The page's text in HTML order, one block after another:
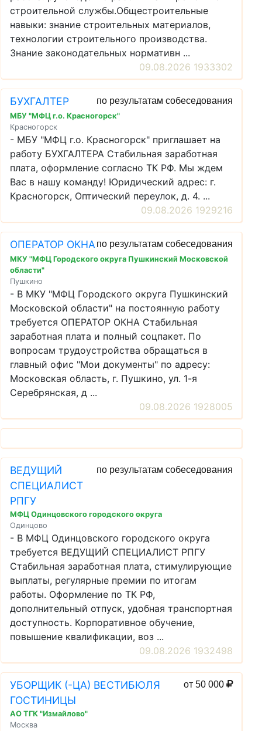
строительной службы.Общестроительные
навыки: знание строительных материалов,
технологии строительного производства.
Знание законодательных нормативн ...
09.08.2026 1933302
БУХГАЛТЕР по результатам собеседования
МБУ "МФЦ г.о. Красногорск"
Красногорск
- МБУ "МФЦ г.о. Красногорск" приглашает на
работу БУХГАЛТЕРА Стабильная заработная
плата, оформление согласно ТК РФ. Мы ждем
Вас в нашу команду! Юридический адрес: г.
Красногорск, Оптический переулок, д. 4. ...
09.08.2026 1929216
ОПЕРАТОР ОКНА по результатам собеседования
МКУ "МФЦ Городского округа Пушкинский Московской
области"
Пушкино
- В МКУ "МФЦ Городского округа Пушкинский
Московской области" на постоянную работу
требуется ОПЕРАТОР ОКНА Стабильная
заработная плата и полный соцпакет. По
вопросам трудоустройства обращаться в
главный офис "Мои документы" по адресу:
Московская область, г. Пушкино, ул. 1-я
Серебрянская, д ...
09.08.2026 1928005
ВЕДУЩИЙ
СПЕЦИАЛИСТ
РПГУ
по результатам собеседования
МФЦ Одинцовского городского округа
Одинцово
- В МФЦ Одинцовского городского округа
требуется ВЕДУЩИЙ СПЕЦИАЛИСТ РПГУ
Стабильная заработная плата, стимулирующие
выплаты, регулярные премии по итогам
работы. Оформление по ТК РФ,
дополнительный отпуск, удобная транспортная
доступность. Корпоративное обучение,
повышение квалификации, воз ...
09.08.2026 1932498
УБОРЩИК (-ЦА) ВЕСТИБЮЛЯ
ГОСТИНИЦЫ
от 50 000
АО ТГК "Измайлово"
Москва